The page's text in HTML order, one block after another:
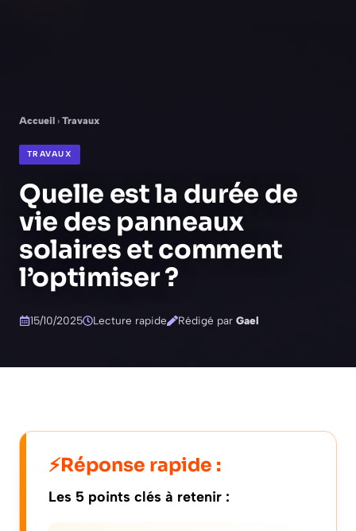
Accueil › Travaux
TRAVAUX
Quelle est la durée de
vie des panneaux
solaires et comment
l’optimiser ?
15/10/2025 Lecture rapide Rédigé par Gael
Réponse rapide :
Les 5 points clés à retenir :